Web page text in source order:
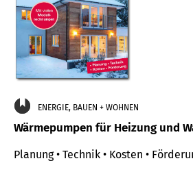
ENERGIE, BAUEN + WOHNEN
Wärmepumpen für Heizung und
Planung • Technik • Kosten •